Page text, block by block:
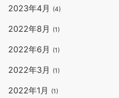
2023年4月 (4)
2022年8月 (1)
2022年6月 (1)
2022年3月 (1)
2022年1月 (1)